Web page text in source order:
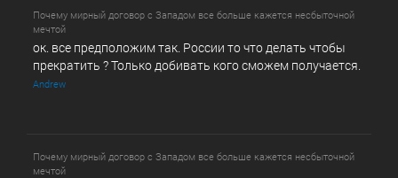
Почему мирный договор с Западом все больше кажется несбыточной
мечтой
ок. все предположим так. России то что делать чтобы
прекратить ? Только добивать кого сможем получается.
Andrew
Почему мирный договор с Западом все больше кажется несбыточной
мечтой